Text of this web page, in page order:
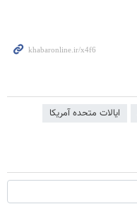
ایالات متحده آمریکا